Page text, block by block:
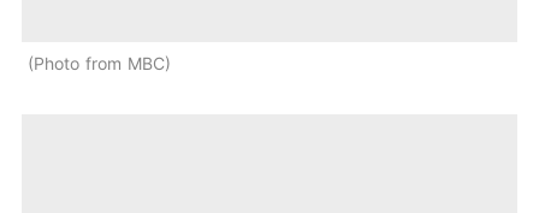
Photo from MBC